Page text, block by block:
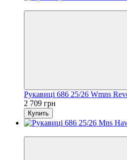
Рукавиці 686 25/26 Wmns
2 709 грн
Купить